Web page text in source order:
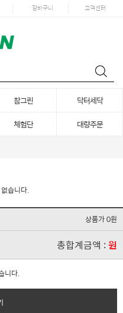
장바구니 고객센터
참그린
닥터세닥
체험단 대량주문
습니다.
상품가 0원
총합계금액 :원
니다.